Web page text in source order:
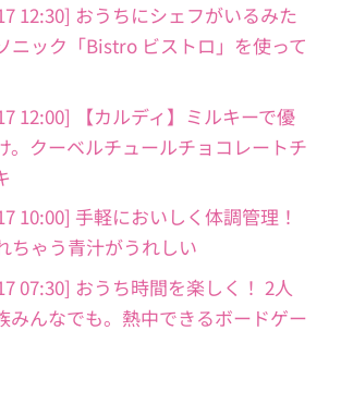
12:30] おうちにシェフがいるみた
ニック「Bistro ビストロ」を使って
12:00] 【カルディ】ミルキーで優
。クーベルチュールチョコレートチ
10:00] 手軽においしく体調管理！
ちゃう青汁がうれしい
07:30] おうち時間を楽しく！ 2人
みんなでも。熱中できるボードゲー